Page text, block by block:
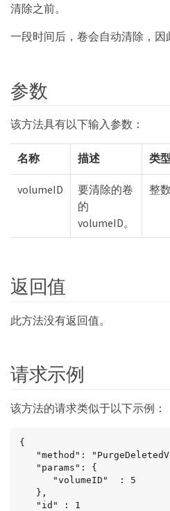
清除之前。
一段时间后，卷会自动清除，因
参数
该方法具有以下输入参数：
名称 描述 类型
volumeID
要清除的卷
的
volumeID。
整数
返回值
此方法没有返回值。
请求示例
该方法的请求类似于以下示例：
{